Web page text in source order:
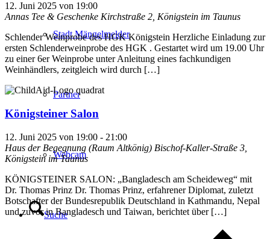
Stadt Mängelmelder
Partner
Webcam
Suche
12. Juni 2025 von 19:00
Annas Tee & Geschenke Kirchstraße 2, Königstein im Taunus
Schlender Weinprobe des HGK Königstein Herzliche Einladung zur
ersten Schlenderweinprobe des HGK . Gestartet wird um 19.00 Uhr
zu einer 6er Weinprobe unter Anleitung eines fachkundigen
Weinhändlers, zeitgleich wird durch […]
Königsteiner Salon
12. Juni 2025 von 19:00 - 21:00
Haus der Begegnung (Raum Altkönig) Bischof-Kaller-Straße 3,
Königstein im Taunus
KÖNIGSTEINER SALON: „Bangladesch am Scheideweg“ mit
Dr. Thomas Prinz Dr. Thomas Prinz, erfahrener Diplomat, zuletzt
Botschafter der Bundesrepublik Deutschland in Kathmandu, Nepal
und zuvor in Bangladesch und Taiwan, berichtet über […]